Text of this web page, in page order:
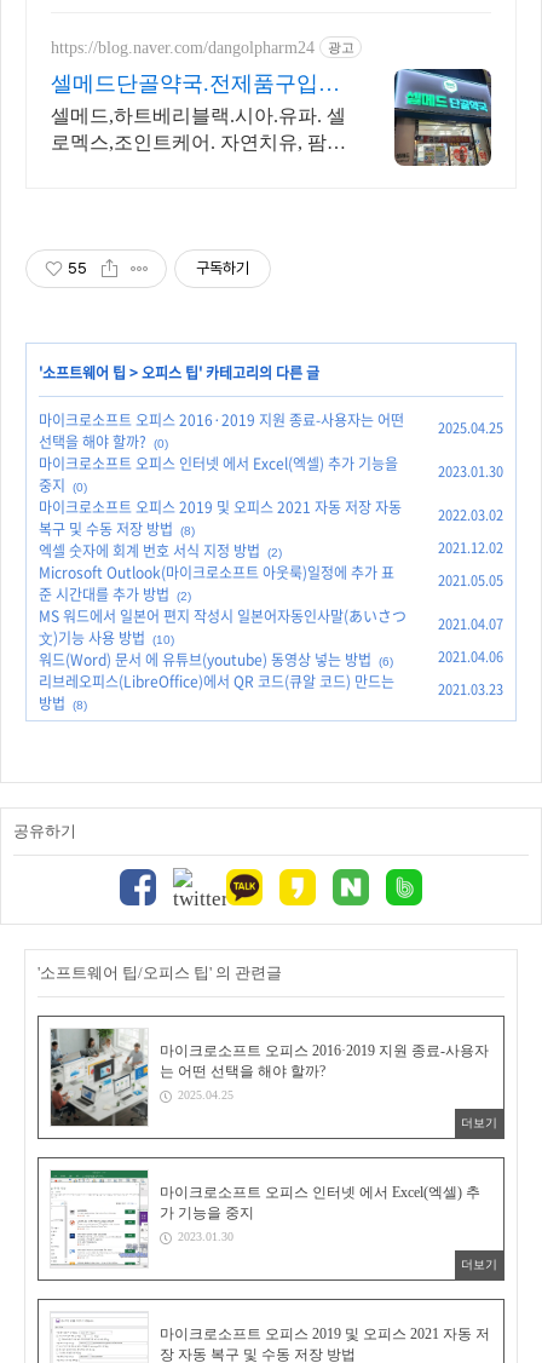
https://blog.naver.com/dangolpharm24 광고
셀메드단골약국.전제품구입가
능
셀메드,하트베리블랙.시아.유파. 셀
로멕스,조인트케어. 자연치유, 팜
55 구독하기
'소프트웨어 팁 >오피스 팁' 카테고리의 다른 글
마이크로소프트 오피스 2016·2019 지원 종료-사용자는 어떤
선택을 해야 할까?
(0)
2025.04.25
마이크로소프트 오피스 인터넷 에서 Excel(엑셀) 추가 기능을
중지
(0)
2023.01.30
마이크로소프트 오피스 2019 및 오피스 2021 자동 저장 자동
복구 및 수동 저장 방법
(8)
2022.03.02
엑셀 숫자에 회계 번호 서식 지정 방법 (2) 2021.12.02
Microsoft Outlook(마이크로소프트 아웃룩)일정에 추가 표
준 시간대를 추가 방법
(2)
2021.05.05
MS 워드에서 일본어 편지 작성시 일본어자동인사말(あいさつ
文)기능 사용 방법
(10)
2021.04.07
워드(Word) 문서 에 유튜브(youtube) 동영상 넣는 방법 (6) 2021.04.06
리브레오피스(LibreOffice)에서 QR 코드(큐알 코드) 만드는
방법
(8)
2021.03.23
공유하기
'소프트웨어 팁/오피스 팁' 의 관련글
마이크로소프트 오피스 2016·2019 지원 종료-사용자
는 어떤 선택을 해야 할까?
2025.04.25
더보기
마이크로소프트 오피스 인터넷 에서 Excel(엑셀) 추
가 기능을 중지
2023.01.30
더보기
마이크로소프트 오피스 2019 및 오피스 2021 자동 저
장 자동 복구 및 수동 저장 방법